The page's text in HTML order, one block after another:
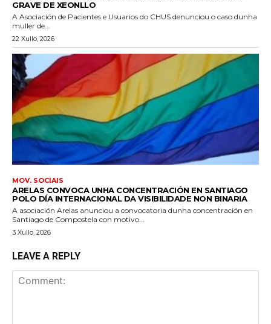
GRAVE DE XEONLLO
A Asociación de Pacientes e Usuarios do CHUS denunciou o caso dunha
muller de...
22 Xullo, 2026
MOV. SOCIAIS
ARELAS CONVOCA UNHA CONCENTRACIÓN EN SANTIAGO
POLO DÍA INTERNACIONAL DA VISIBILIDADE NON BINARIA
A asociación Arelas anunciou a convocatoria dunha concentración en
Santiago de Compostela con motivo...
3 Xullo, 2026
LEAVE A REPLY